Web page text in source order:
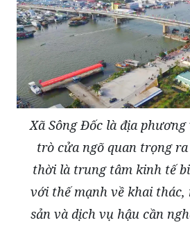
Xã Sông Đốc là địa
trò cửa ngõ quan trọng ra
thời là trung tâm kinh tế
với thế mạnh về khai
sản và dịch vụ hậu cần